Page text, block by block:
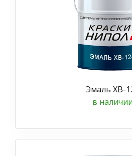
Эмаль ХВ-
в наличии